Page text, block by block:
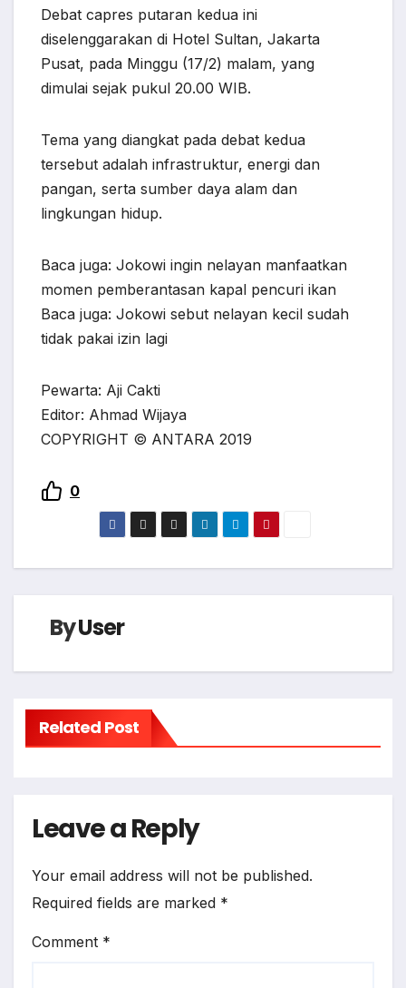
Debat capres putaran kedua ini
diselenggarakan di Hotel Sultan, Jakarta
Pusat, pada Minggu (17/2) malam, yang
dimulai sejak pukul 20.00 WIB.
Tema yang diangkat pada debat kedua
tersebut adalah infrastruktur, energi dan
pangan, serta sumber daya alam dan
lingkungan hidup.
Baca juga: Jokowi ingin nelayan manfaatkan
momen pemberantasan kapal pencuri ikan
Baca juga: Jokowi sebut nelayan kecil sudah
tidak pakai izin lagi
Pewarta: Aji Cakti
Editor: Ahmad Wijaya
COPYRIGHT © ANTARA 2019
0
ByUser
Related Post
Leave a Reply
Your email address will not be published.
Required fields are marked *
Comment *